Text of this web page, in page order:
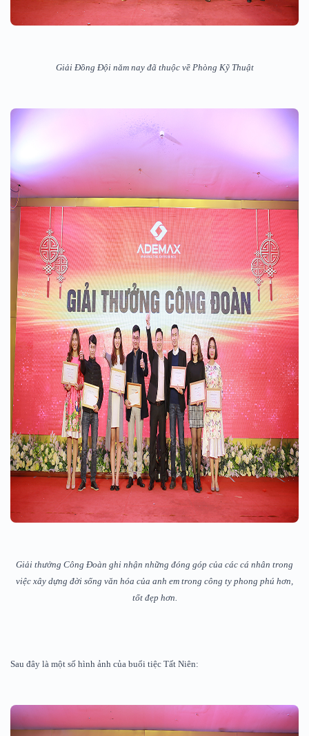
Giải Đồng Đội năm nay đã thuộc về Phòng Kỹ Thuật
Giải thưởng Công Đoàn ghi nhận những đóng góp của các cá nhân trong
việc xây dựng đời sống văn hóa của anh em trong công ty phong phú hơn,
tốt đẹp hơn.
Sau đây là một số hình ảnh của buổi tiệc Tất Niên: